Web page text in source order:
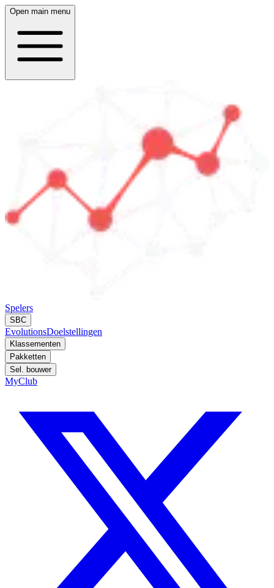
Open main menu
Spelers
SBC
EvolutionsDoelstellingen
Klassementen
Pakketten
Sel. bouwer
MyClub